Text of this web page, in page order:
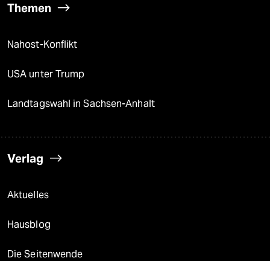
Themen
Nahost-Konflikt
USA unter Trump
Landtagswahl in Sachsen-Anhalt
Verlag
Aktuelles
Hausblog
Die Seitenwende